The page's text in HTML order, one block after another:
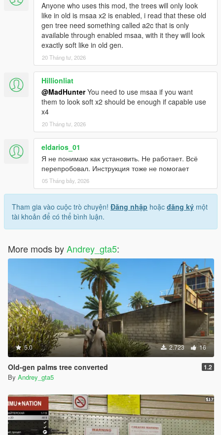
Anyone who uses this mod, the trees will only look
like in old is msaa x2 is enabled, i read that these old
gen tree need something called a2c that is only
available through enabled msaa, with it they will look
exactly soft like in old gen.
20 Tháng tư, 2026
Hillionliat
@MadHunterYou need to use msaa if you want
them to look soft x2 should be enough if capable use
x4
20 Tháng tư, 2026
eldarios_01
Я не понимаю как установить. Не работает. Всё
перепробовал. Инструкция тоже не помогает
05 Tháng bảy, 2026
Tham gia vào cuộc trò chuyện! Đăng nhập hoặc đăng ký một
tài khoản để có thể bình luận.
More mods byAndrey_gta5:
5.0 2.723 16
Old-gen palms tree converted 1.2
By Andrey_gta5